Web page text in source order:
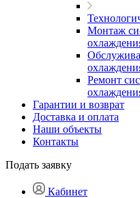
Монтаж
Ремонт
Гарантии и возврат
Доставка и оплата
Наши объекты
Контакты
Подать заявку
Кабинет